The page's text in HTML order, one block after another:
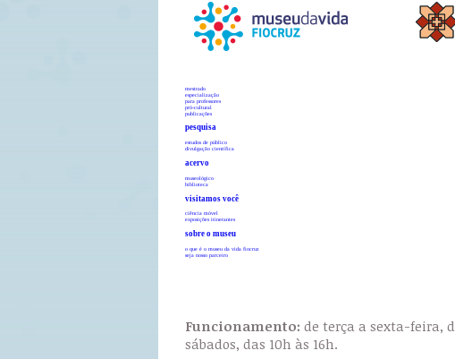
mestrado
especialização
para professores
pró-cultural
publicações
pesquisa
estudos de público
divulgação científica
acervo
museológico
biblioteca
visitamos você
ciência móvel
exposições itinerantes
sobre o museu
o que é o museu da vida fiocruz
seja nosso parceiro
Funcionamento: de terça a sexta-feira,
sábados, das 10h às 16h.